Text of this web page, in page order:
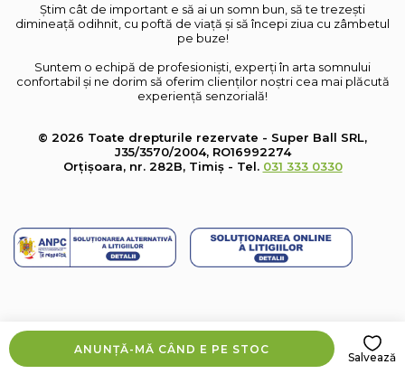
ANUNȚĂ-MĂ CÂND E PE STOC
Salvează
Știm cât de important e să ai un somn bun, să te trezești
dimineață odihnit, cu poftă de viață și să începi ziua cu zâmbetul
pe buze!
Suntem o echipă de profesioniști, experți în arta somnului
confortabil și ne dorim să oferim clienților noștri cea mai plăcută
experiență senzorială!
© 2026 Toate drepturile rezervate - Super Ball SRL,
J35/3570/2004, RO16992274
Orțișoara, nr. 282B, Timiș - Tel. 031 333 0330